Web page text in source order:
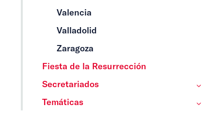
Valencia
Valladolid
Zaragoza
Fiesta de la Resurrección
Secretariados
Temáticas